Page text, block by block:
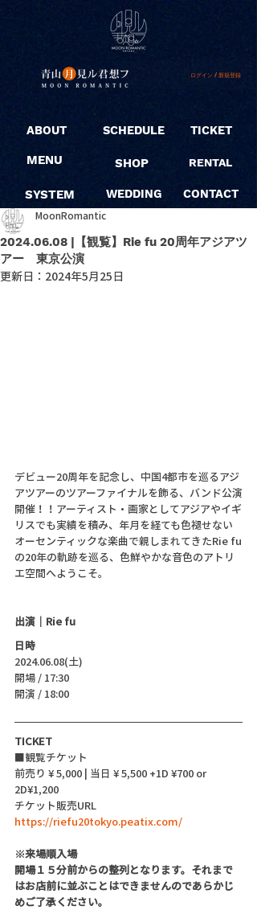
ログイン / 新規登録
ABOUT
MENU
SYSTEM
SCHEDULE
SHOP
WEDDING
TICKET
RENTAL
CONTACT
2024.06.08 |【観覧】Rie fu 20周年アジアツ
アー 東京公演
MoonRomantic
更新日： 2024年5月25日
デビュー20周年を記念し、中国4都市を巡るアジ
アツアーのツアーファイナルを飾る、バンド公演
開催！！アーティスト・画家としてアジアやイギ
リスでも実績を積み、年月を経ても色褪せない
オーセンティックな楽曲で親しまれてきたRie fu
の20年の軌跡を巡る、色鮮やかな音色のアトリ
エ空間へようこそ。
出演｜Rie fu
日時
2024.06.08(土)
開場 / 17:30
開演 / 18:00
TICKET
■観覧チケット
前売り ¥ 5,000 | 当日 ¥ 5,500 +1D ¥700 or
2D¥1,200
チケット販売URL
https://riefu20tokyo.peatix.com/
※来場順入場
開場１５分前からの整列となります。それまで
はお店前に並ぶことはできませんのであらかじ
めご了承ください。